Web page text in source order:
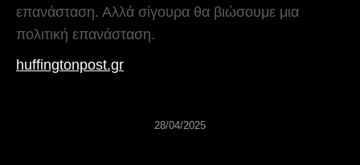
επανάσταση. Αλλά σίγουρα θα βιώσουμε μια
πολιτική επανάσταση.
huffingtonpost.gr
28/04/2025